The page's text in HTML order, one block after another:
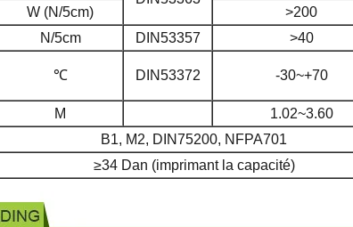
W (N/5cm)
>200
N/5cm DIN53357
>40
℃ DIN53372 -30~+70
M
1.02~3.60
B1, M2, DIN75200, NFPA701
≥34 Dan (imprimant la capacité)